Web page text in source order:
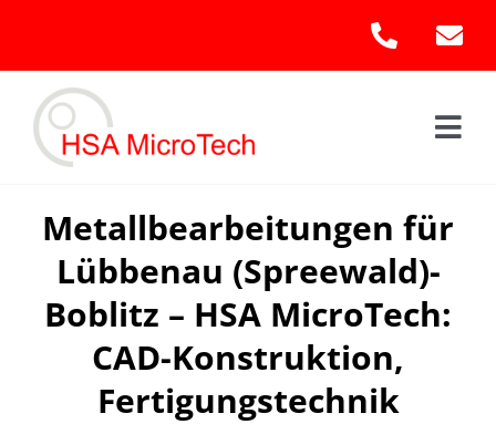
content
Metallbearbeitungen für
Lübbenau (Spreewald)-
Boblitz – HSA MicroTech:
CAD-Konstruktion,
Fertigungstechnik